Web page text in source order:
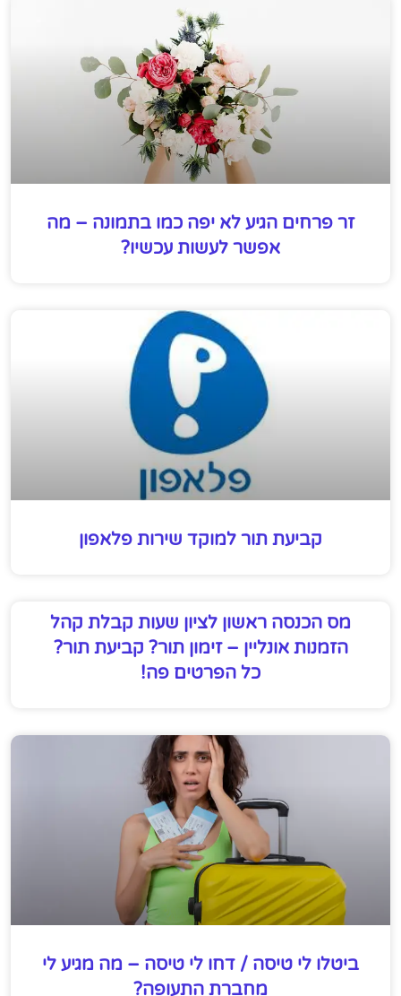
זר פרחים הגיע לא יפה כמו בתמונה – מה
אפשר לעשות עכשיו?
קביעת תור למוקד שירות פלאפון
מס הכנסה ראשון לציון שעות קבלת קהל
הזמנות אונליין – זימון תור? קביעת תור?
כל הפרטים פה!
ביטלו לי טיסה / דחו לי טיסה – מה מגיע לי
מחברת התעופה?